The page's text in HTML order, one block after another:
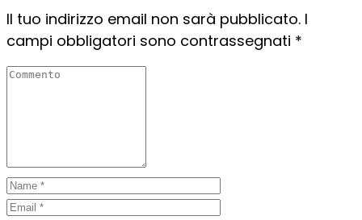
Il tuo indirizzo email non sarà pubblicato. I
campi obbligatori sono contrassegnati *